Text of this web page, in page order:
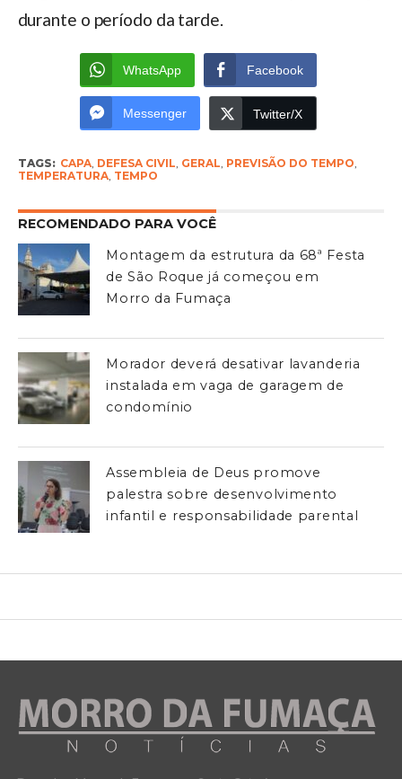
durante o período da tarde.
WhatsApp Facebook
Messenger Twitter/X
TAGS: CAPA, DEFESA CIVIL, GERAL, PREVISÃO DO TEMPO,
TEMPERATURA, TEMPO
RECOMENDADO PARA VOCÊ
Montagem da estrutura da 68ª Festa
de São Roque já começou em
Morro da Fumaça
Morador deverá desativar lavanderia
instalada em vaga de garagem de
condomínio
Assembleia de Deus promove
palestra sobre desenvolvimento
infantil e responsabilidade parental